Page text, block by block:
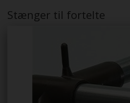
Stænger til fortelte